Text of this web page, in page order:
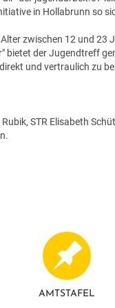
in Hollabrunn so
zwischen 12 und 23
bietet der Jugendtreff
und vertraulich zu
STR Elisabeth
AMTSTAFEL